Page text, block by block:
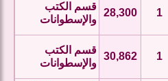
1
28,300
قسم الكتب
والإسطوانات
1
30,862
قسم الكتب
والإسطوانات